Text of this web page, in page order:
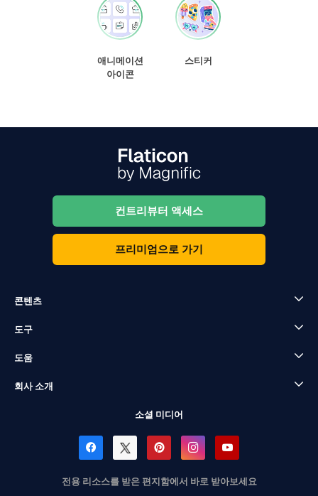
애니메이션
아이콘
스티커
컨트리뷰터 액세스
프리미엄으로 가기
콘텐츠
도구
도움
회사 소개
소셜 미디어
전용 리소스를 받은 편지함에서 바로 받아보세요